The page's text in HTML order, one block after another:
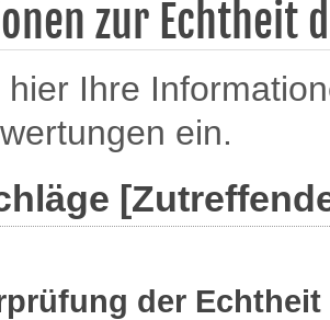
zur Echtheit
hier Ihre
ein.
der